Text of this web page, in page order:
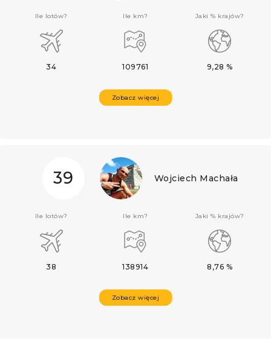
Zobacz więcej
Ile lotów?
34
Ile km?
109761
Jaki % krajów?
9,28 %
39 Wojciech Machała
Zobacz więcej
Ile lotów?
38
Ile km?
138914
Jaki % krajów?
8,76 %